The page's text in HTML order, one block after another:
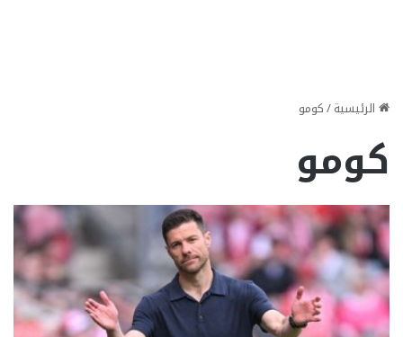
الرئيسية/كومو
كومو